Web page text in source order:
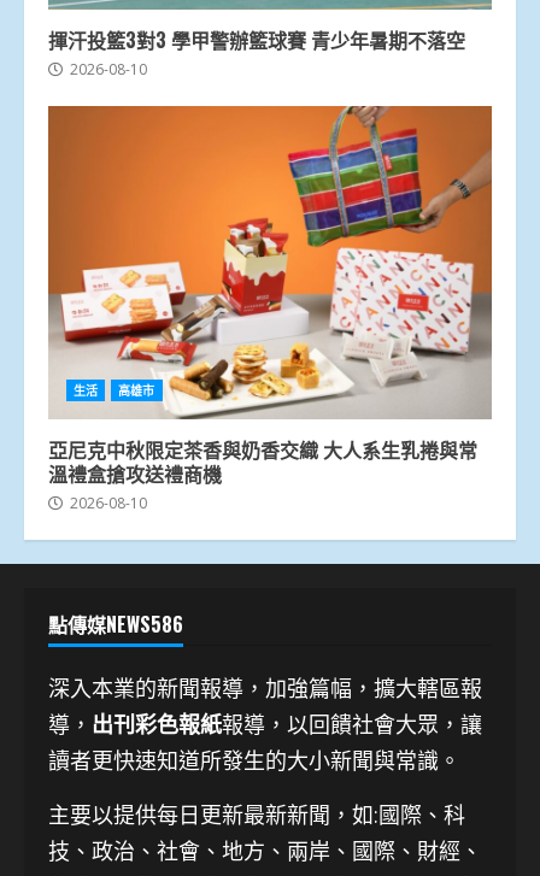
揮汗投籃3對3 學甲警辦籃球賽 青少年暑期不落空
2026-08-10
生活 高雄市
亞尼克中秋限定茶香與奶香交織 大人系生乳捲與常
溫禮盒搶攻送禮商機
2026-08-10
點傳媒NEWS586
深入本業的新聞報導，加強篇幅，擴大轄區報
導， 出刊彩色報紙報導，以回饋社會大眾，讓
讀者更快速知道所發生的大小新聞與常識。
主要以提供每日更新最新新聞 ，如:國際、科
技、 政治、社會、地方、兩岸、國際、財經、